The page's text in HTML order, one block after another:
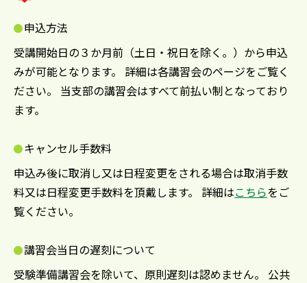
申込方法
受講開始日の３か月前（土日・祝日を除く。）から申込
みが可能となります。 詳細は各講習会のページをご覧く
ださい。 当支部の講習会はすべて前払い制となっており
ます。
キャンセル手数料
申込み後に取消し又は日程変更をされる場合は取消手数
料又は日程変更手数料を頂戴します。 詳細はこちらをご
覧ください。
講習会当日の遅刻について
受験準備講習会を除いて、原則遅刻は認めません。 公共